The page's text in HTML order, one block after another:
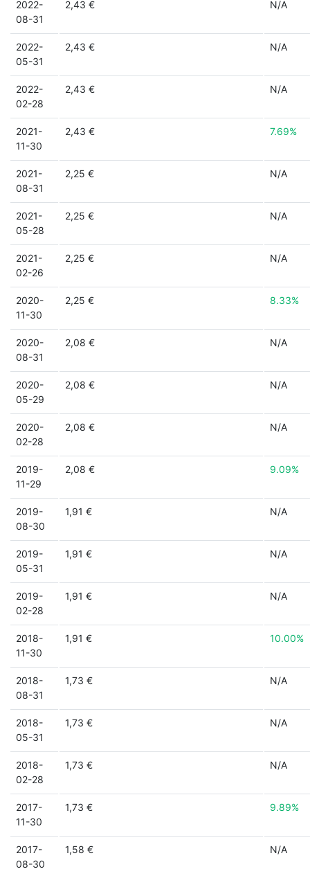
2022-
08-31
2,43 € N/A
2022-
05-31
2,43 € N/A
2022-
02-28
2,43 € N/A
2021-
11-30
2,43 € 7.69%
2021-
08-31
2,25 € N/A
2021-
05-28
2,25 € N/A
2021-
02-26
2,25 € N/A
2020-
11-30
2,25 € 8.33%
2020-
08-31
2,08 € N/A
2020-
05-29
2,08 € N/A
2020-
02-28
2,08 € N/A
2019-
11-29
2,08 € 9.09%
2019-
08-30
1,91 € N/A
2019-
05-31
1,91 € N/A
2019-
02-28
1,91 € N/A
2018-
11-30
1,91 € 10.00%
2018-
08-31
1,73 € N/A
2018-
05-31
1,73 € N/A
2018-
02-28
1,73 € N/A
2017-
11-30
1,73 € 9.89%
2017-
08-30
1,58 € N/A